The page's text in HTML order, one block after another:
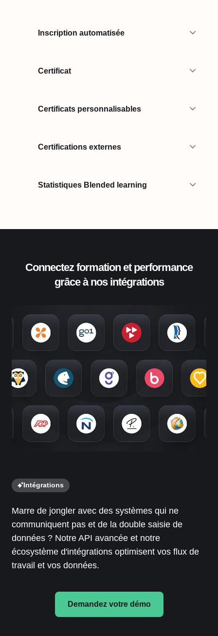
Inscription automatisée
Certificat
Certificats personnalisables
Certifications externes
Statistiques Blended learning
Connectez formation et performance
grâce à nos intégrations
Intégrations
Marre de jongler avec des systèmes qui ne
communiquent pas et de la double saisie de
données ? Notre API avancée et notre
écosystème d'intégrations optimisent vos flux de
travail et vos données.
Demandez votre démo